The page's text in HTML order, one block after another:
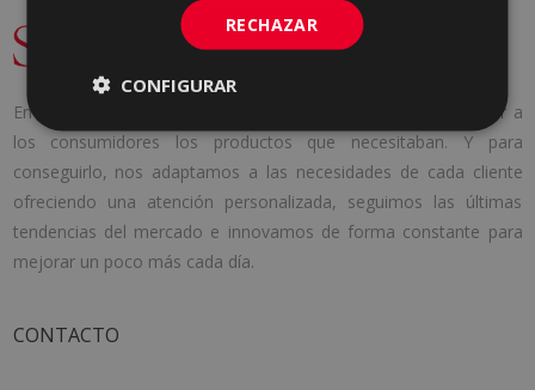
En 1971 se fundó Cerámica Saloni con una idea clara, aportar a
los consumidores los productos que necesitaban. Y para
conseguirlo, nos adaptamos a las necesidades de cada cliente
ofreciendo una atención personalizada, seguimos las últimas
tendencias del mercado e innovamos de forma constante para
mejorar un poco más cada día.
CONTACTO
RECHAZAR
CONFIGURAR